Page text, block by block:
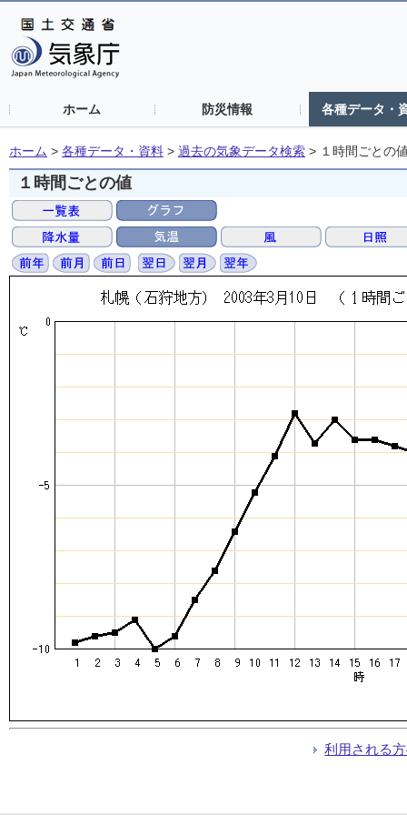
ホーム 防災情報 各種データ・
ホーム > 各種データ・資料 > 過去の気象データ検索 > １時間ごとの
１時間ごとの値
利用される